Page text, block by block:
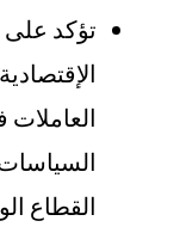
تؤكد
السياسات
القطاع